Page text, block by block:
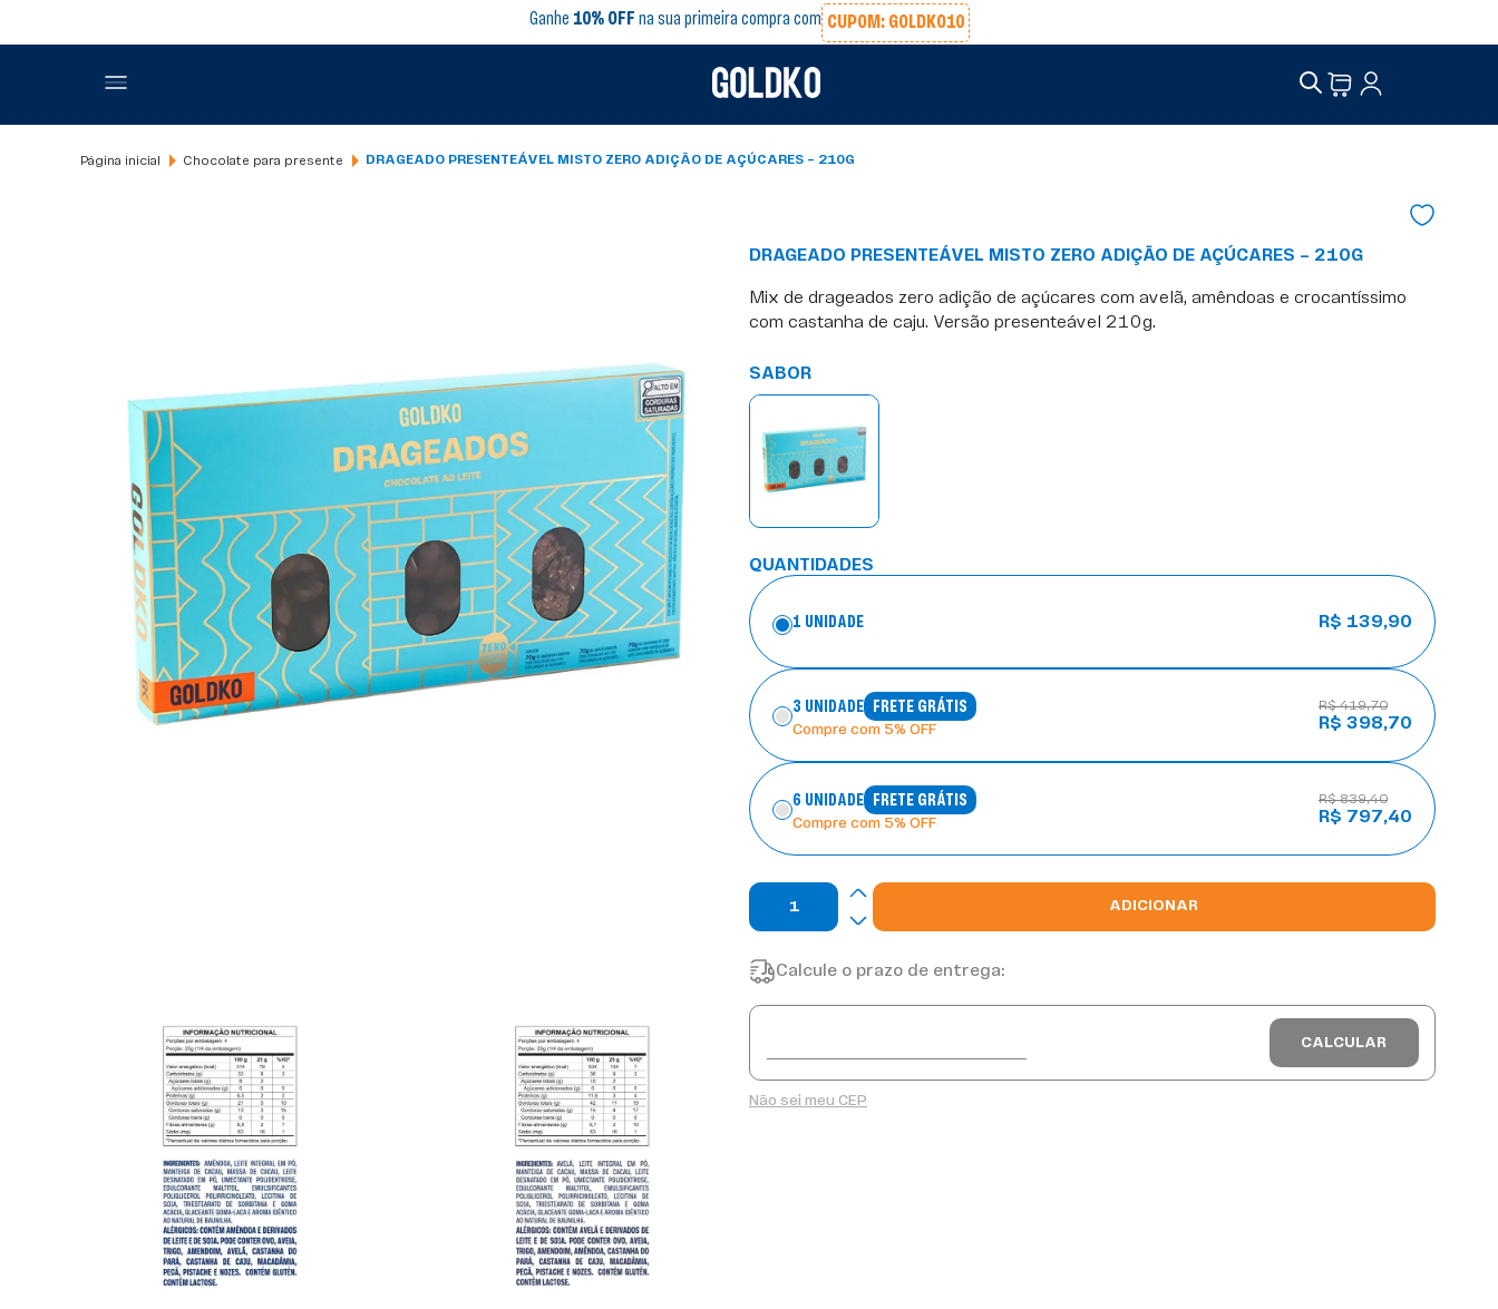
Ganhe 10% OFF na sua primeira compra com CUPOM: GOLDKO10
Chocolate para presente DRAGEADO PRESENTEÁVEL MISTO ZERO ADIÇÃO DE AÇÚCARES – 210G
DRAGEADO PRESENTEÁVEL MISTO ZERO ADIÇÃO DE AÇÚCARES – 210G
Mix de drageados zero adição de açúcares com avelã, amêndoas e crocantíssimo
com castanha de caju. Versão presenteável 210g.
SABOR
QUANTIDADES
1 UNIDADE R$ 139,90
3 UNIDADE FRETE GRÁTIS
Compre com 5% OFF
R$ 419,70
R$ 398,70
6 UNIDADE FRETE GRÁTIS
Compre com 5% OFF
R$ 839,40
R$ 797,40
ADICIONAR
Calcule o prazo de entrega:
Não sei meu CEP